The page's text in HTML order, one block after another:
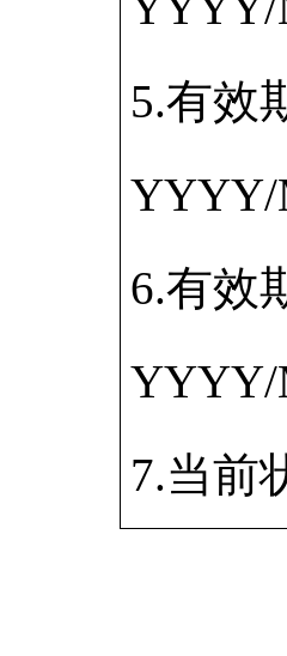
5.有效
YYYY/
6.有效
YYYY/
7.当前